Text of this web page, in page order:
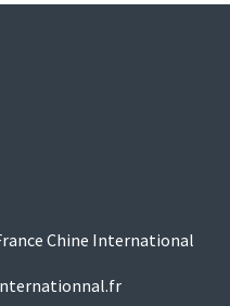
Chine International